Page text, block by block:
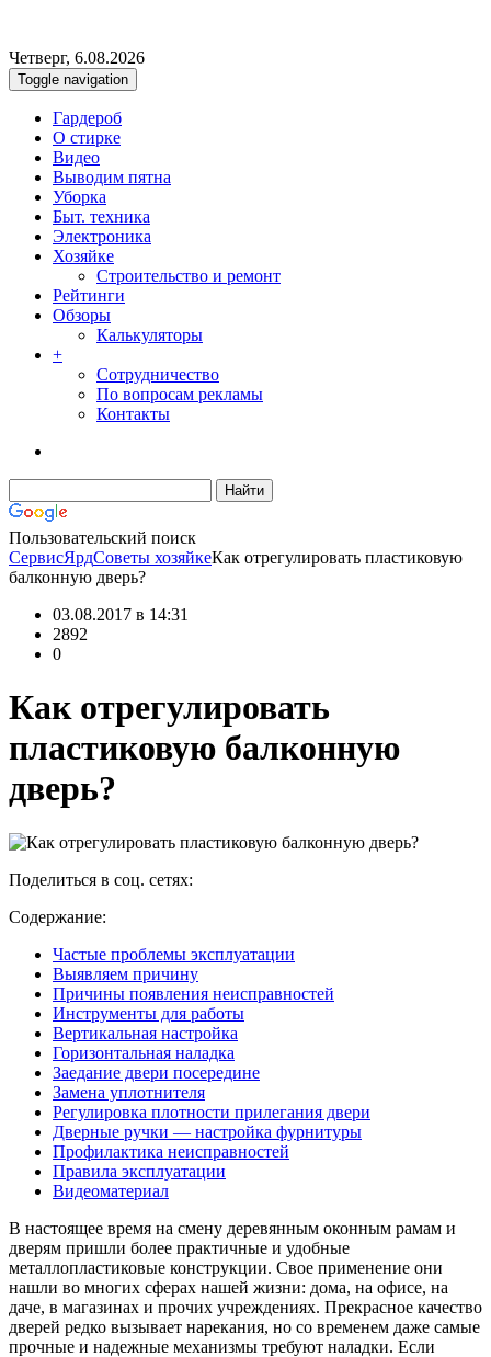
Четверг, 6.08.2026
Toggle navigation
Гардероб
О стирке
Видео
Выводим пятна
Уборка
Быт. техника
Электроника
Хозяйке
Строительство и ремонт
Рейтинги
Обзоры
Калькуляторы
+
Сотрудничество
По вопросам рекламы
Контакты
Пользовательский поиск
СервисЯрдСоветы хозяйкеКак отрегулировать пластиковую
балконную дверь?
03.08.2017 в 14:31
2892
0
Как отрегулировать
пластиковую балконную
дверь?
Поделиться в соц. сетях:
Содержание:
Частые проблемы эксплуатации
Выявляем причину
Причины появления неисправностей
Инструменты для работы
Вертикальная настройка
Горизонтальная наладка
Заедание двери посередине
Замена уплотнителя
Регулировка плотности прилегания двери
Дверные ручки — настройка фурнитуры
Профилактика неисправностей
Правила эксплуатации
Видеоматериал
В настоящее время на смену деревянным оконным рамам и
дверям пришли более практичные и удобные
металлопластиковые конструкции. Свое применение они
нашли во многих сферах нашей жизни: дома, на офисе, на
даче, в магазинах и прочих учреждениях. Прекрасное качество
дверей редко вызывает нарекания, но со временем даже самые
прочные и надежные механизмы требуют наладки. Если